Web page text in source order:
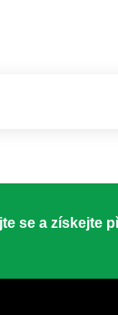
se a získejte